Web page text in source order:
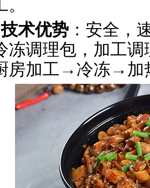
术优势 ：安全，
冻调理包，加工
房加工→冷冻→加